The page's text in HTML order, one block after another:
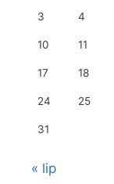
3 4
10 11
17 18
24 25
31
« lip